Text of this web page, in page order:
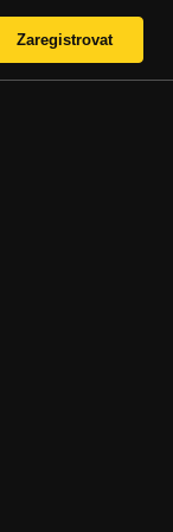
Zaregistrovat